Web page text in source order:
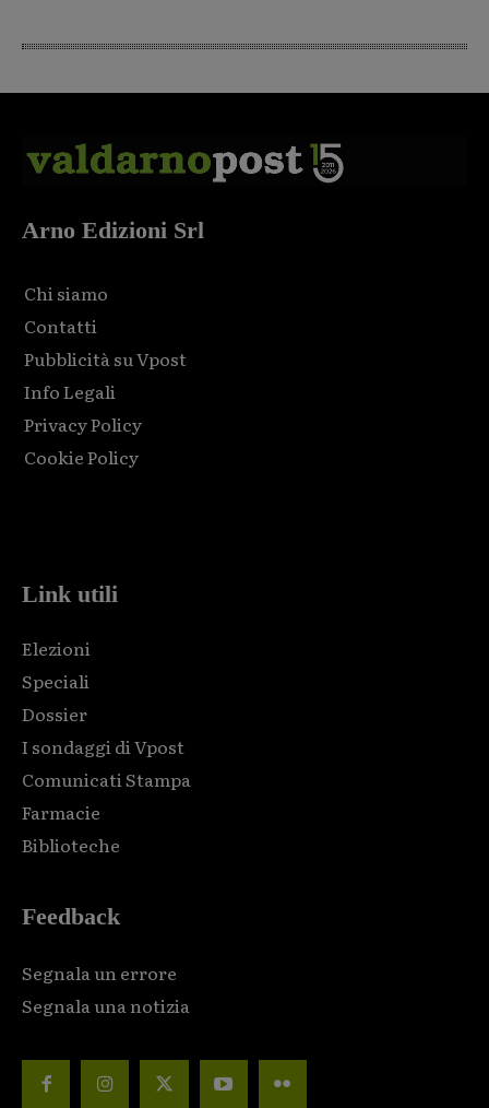
Arno Edizioni Srl
Chi siamo
Contatti
Pubblicità su Vpost
Info Legali
Privacy Policy
Cookie Policy
Link utili
Elezioni
Speciali
Dossier
I sondaggi di Vpost
Comunicati Stampa
Farmacie
Biblioteche
Feedback
Segnala un errore
Segnala una notizia